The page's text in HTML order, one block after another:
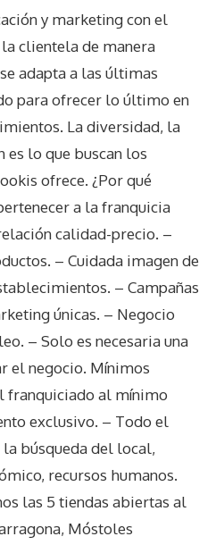
y marketing con el
clientela de manera
adapta a las últimas
para ofrecer lo último en
La diversidad, la
es lo que buscan los
ofrece. ¿Por qué
a la franquicia
calidad-precio. –
– Cuidada imagen de
– Campañas
únicas. – Negocio
– Solo es necesaria una
el negocio. Mínimos
franquiciado al mínimo
exclusivo. – Todo el
búsqueda del local,
recursos humanos.
las 5 tiendas abiertas al
Móstoles